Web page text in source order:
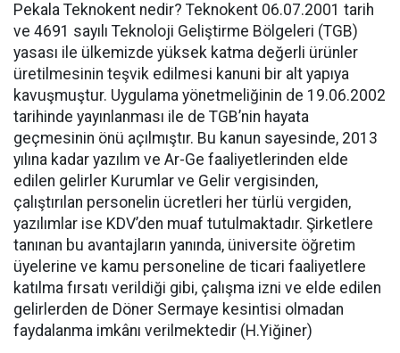
Pekala Teknokent nedir? Teknokent 06.07.2001 tarih
ve 4691 sayılı Teknoloji Geliştirme Bölgeleri (TGB)
yasası ile ülkemizde yüksek katma değerli ürünler
üretilmesinin teşvik edilmesi kanuni bir alt yapıya
kavuşmuştur. Uygulama yönetmeliğinin de 19.06.2002
tarihinde yayınlanması ile de TGB’nin hayata
geçmesinin önü açılmıştır. Bu kanun sayesinde, 2013
yılına kadar yazılım ve Ar-Ge faaliyetlerinden elde
edilen gelirler Kurumlar ve Gelir vergisinden,
çalıştırılan personelin ücretleri her türlü vergiden,
yazılımlar ise KDV’den muaf tutulmaktadır. Şirketlere
tanınan bu avantajların yanında, üniversite öğretim
üyelerine ve kamu personeline de ticari faaliyetlere
katılma fırsatı verildiği gibi, çalışma izni ve elde edilen
gelirlerden de Döner Sermaye kesintisi olmadan
faydalanma imkânı verilmektedir (H.Yiğiner)